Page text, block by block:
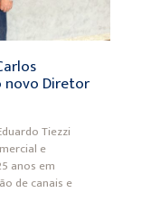
novo Diretor
Tiezzi
e
anos em
de canais e